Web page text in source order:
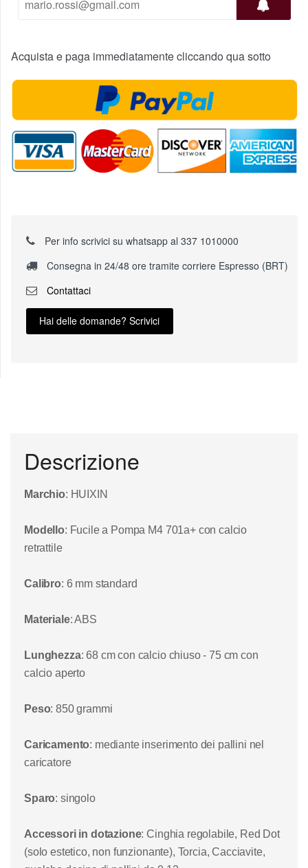
Acquista e paga immediatamente cliccando qua sotto
Per info scrivici su whatsapp al 337 1010000
Consegna in 24/48 ore tramite corriere Espresso (BRT)
Contattaci
Hai delle domande? Scrivici
Descrizione
Marchio: HUIXIN
Modello: Fucile a Pompa M4 701a+ con calcio
retrattile
Calibro: 6 mm standard
Materiale: ABS
Lunghezza: 68 cm con calcio chiuso - 75 cm con
calcio aperto
Peso: 850 grammi
Caricamento: mediante inserimento dei pallini nel
caricatore
Sparo: singolo
Accessori in dotazione: Cinghia regolabile, Red Dot
(solo estetico, non funzionante), Torcia, Cacciavite,